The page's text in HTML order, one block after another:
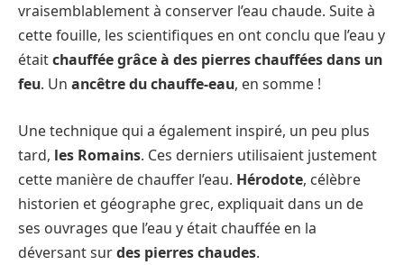
vraisemblablement à conserver l’eau chaude. Suite à
cette fouille, les scientifiques en ont conclu que l’eau y
étaitchauffée grâce à des pierres chauffées dans un
feu. Un ancêtre du chauffe-eau, en somme !
Une technique qui a également inspiré, un peu plus
tard, les Romains. Ces derniers utilisaient justement
cette manière de chauffer l’eau. Hérodote, célèbre
historien et géographe grec, expliquait dans un de
ses ouvrages que l’eau y était chauffée en la
déversant surdes pierres chaudes.